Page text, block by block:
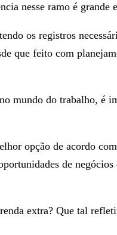
nesse ramo é
os registros
que feito com
mundo do trabalho, é
opção de acordo
de
extra? Que tal